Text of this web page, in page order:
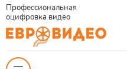
Профессиональная
оцифровка видео